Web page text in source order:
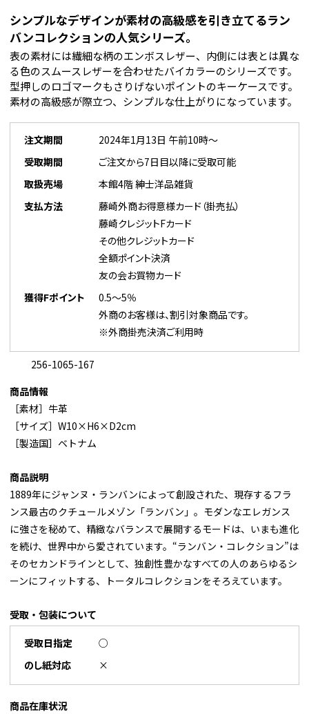
シンプルなデザインが素材の高級感を引き立てるラン
バンコレクションの人気シリーズ。
表の素材には繊細な柄のエンボスレザー、内側には表とは異な
る色のスムースレザーを合わせたバイカラーのシリーズです。
型押しのロゴマークもさりげないポイントのキーケースです。
素材の高級感が際立つ、シンプルな仕上がりになっています。
注文期間
2024年1月13日 午前10時～
受取期間
ご注文から7日目以降に受取可能
取扱売場
本館4階 紳士洋品雑貨
支払方法
藤崎外商お得意様カード（掛売払）
藤崎クレジットFカード
その他クレジットカード
全額ポイント決済
友の会お買物カード
獲得Fポイント
0.5～5％
外商のお客様は、割引対象商品です。
※外商掛売決済ご利用時
256-1065-167
商品情報
［素材］牛革
［サイズ］W10×H6×D2cm
［製造国］ベトナム
商品説明
1889年にジャンヌ・ランバンによって創設された、現存するフラ
ンス最古のクチュールメゾン「ランバン」。モダンなエレガンス
に強さを秘めて、精緻なバランスで展開するモードは、いまも進化
を続け、世界中から愛されています。“ランバン・コレクション”は
そのセカンドラインとして、独創性豊かなすべての人のあらゆるシ
ーンにフィットする、トータルコレクションをそろえています。
受取・包装について
受取日指定
○
のし紙対応
×
商品在庫状況